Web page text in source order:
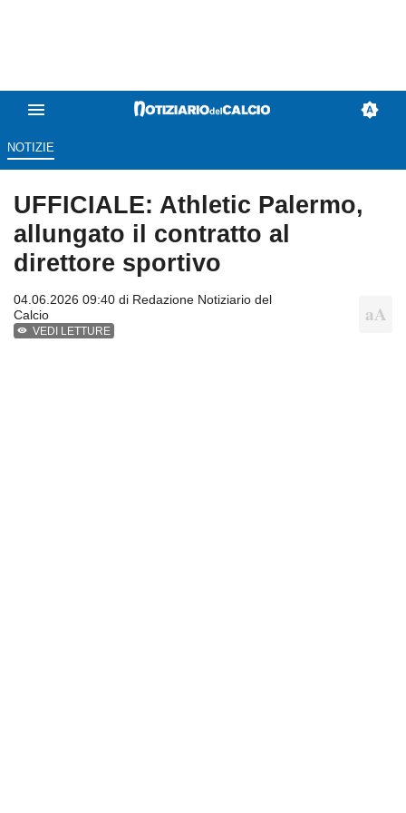
NOTIZIE
UFFICIALE: Athletic Palermo,
allungato il contratto al
direttore sportivo
04.06.2026 09:40 di Redazione Notiziario del
Calcio
VEDI LETTURE